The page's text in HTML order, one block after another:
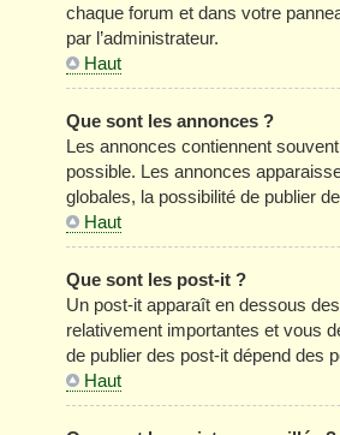
chaque forum et dans votre
par l’administrateur.
Haut
Que sont les annonces ?
Les annonces contiennent
possible. Les annonces
globales, la possibilité de publier
Haut
Que sont les post-it ?
Un post-it apparaît en dessous
relativement importantes et vous
de publier des post-it dépend des
Haut